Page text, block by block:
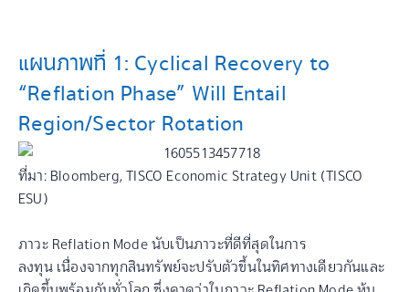
แผนภาพที่ 1: Cyclical Recovery to
“Reflation Phase” Will Entail
Region/Sector Rotation
ที่มา: Bloomberg, TISCO Economic Strategy Unit (TISCO
ESU)
ภาวะ Reflation Mode นับเป็นภาวะที่ดีที่สุดในการ
ลงทุน เนื่องจากทุกสินทรัพย์จะปรับตัวขึ้นในทิศทางเดียวกันและ